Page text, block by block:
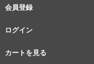
会員登録
ログイン
カートを見る